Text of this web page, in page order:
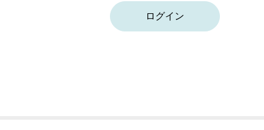
ログイン